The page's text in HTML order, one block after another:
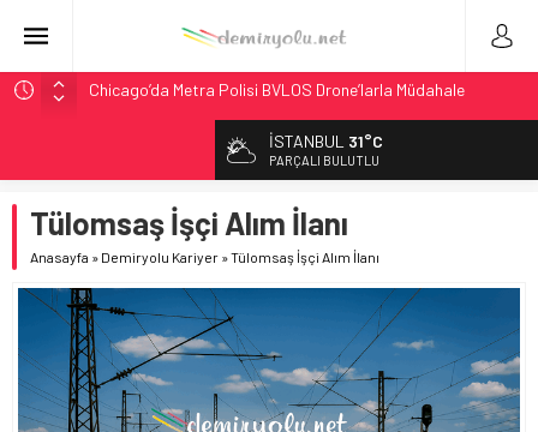
Chicago’da Metra Polisi BVLOS Drone’larla Müdahale
NJ Transit’ten Tarihi Bütçe: 46 Yılın Rekoru Onaylandı
Rocky Mountain, Güneş Enerjili Tesisten İlk Rayı Sevk Etti
AAR, MIT ve Berkeley Dahil 4 Üniversiteyle Araştırma
Konsorsiyumu Başlattı
Puja
İSTANBUL 31°C
PARÇALI BULUTLU
Tülomsaş İşçi Alım İlanı
Anasayfa » Demiryolu Kariyer »Tülomsaş İşçi Alım İlanı